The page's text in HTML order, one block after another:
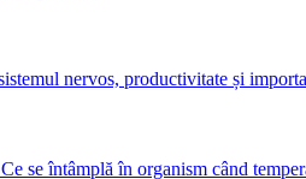
nervos, productivitate și
se întâmplă în organism când